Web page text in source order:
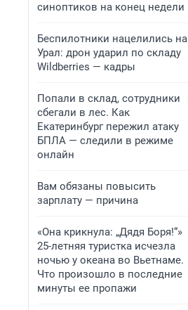
синоптиков на конец недели
Беспилотники нацелились на
Урал: дрон ударил по складу
Wildberries — кадры
Попали в склад, сотрудники
сбегали в лес. Как
Екатеринбург пережил атаку
БПЛА — следили в режиме
онлайн
Вам обязаны повысить
зарплату — причина
«Она крикнула: „Дядя Боря!“»
25-летняя туристка исчезла
ночью у океана во Вьетнаме.
Что произошло в последние
минуты ее пропажи